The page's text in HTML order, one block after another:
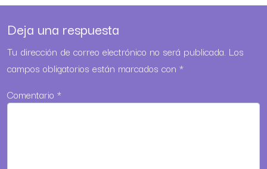
Deja una respuesta
Tu dirección de correo electrónico no será publicada. Los
campos obligatorios están marcados con *
Comentario *